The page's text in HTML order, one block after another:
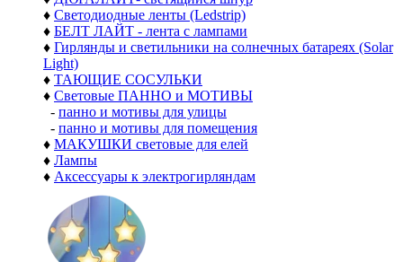
♦ Светодиодные ленты (Ledstrip)
♦ БЕЛТ ЛАЙТ - лента с лампами
♦ Гирлянды и светильники на солнечных батареях (Solar
Light)
♦ ТАЮЩИЕ СОСУЛЬКИ
♦ Световые ПАННО и МОТИВЫ
- панно и мотивы для улицы
- панно и мотивы для помещения
♦ МАКУШКИ световые для елей
♦ Лампы
♦ Аксессуары к электрогирляндам